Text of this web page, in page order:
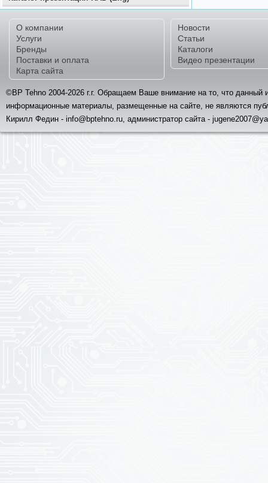
О компании
Услуги
Бренды
Поставки и оплата
Карта сайта
Новости
Статьи
Каталоги
Видео презентации
©BP Tehno 2004-2026 г.г. Обращаем Ваше внимание на то, что данный
информационные материалы, размещенные на сайте, не являются
Кирилл Федин - info@bptehno.ru, администратор сайта -